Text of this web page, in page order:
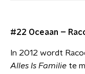
#22 Oceaan –
In 2012 wordt
Alles Is Familie te